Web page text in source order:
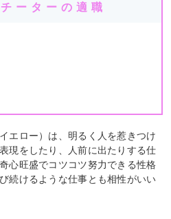
ーターの適職
エロー）は、明るく人を惹きつけ
現をしたり、人前に出たりする仕
心旺盛でコツコツ努力できる性格
続けるような仕事とも相性がいい